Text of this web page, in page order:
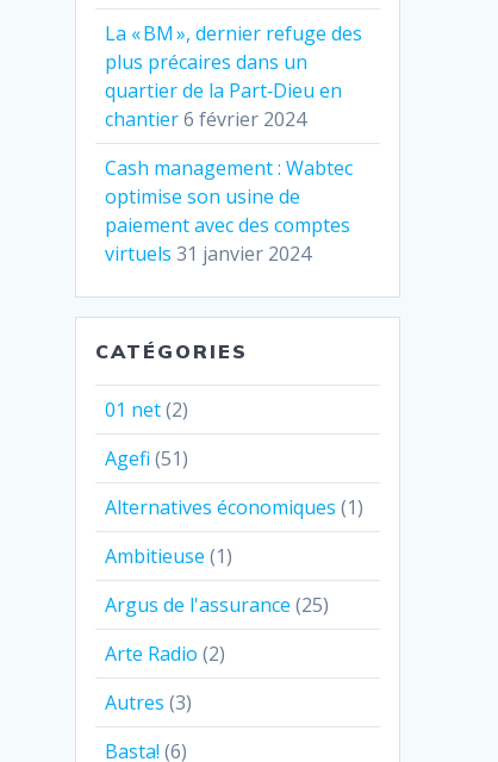
La « BM », dernier refuge des
plus précaires dans un
quartier de la Part‐Dieu en
chantier6 février 2024
Cash management : Wabtec
optimise son usine de
paiement avec des comptes
virtuels 31 janvier 2024
CATÉGORIES
01 net(2)
Agefi (51)
Alternatives économiques (1)
Ambitieuse (1)
Argus de l'assurance (25)
Arte Radio (2)
Autres (3)
Basta! (6)